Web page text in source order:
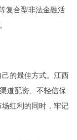
复合型非法金融活
的最佳方式。江西
道配资、不轻信保
红利的同时，牢记